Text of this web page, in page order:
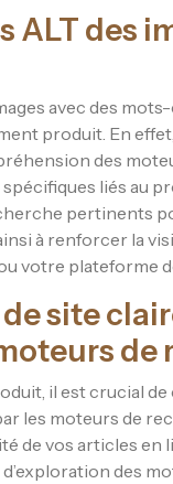
ALT des
avec des
produit. En
des
liés au
pertinents
à renforcer la
votre plateforme
site
de
il est crucial
les moteurs de
de vos articles en
des